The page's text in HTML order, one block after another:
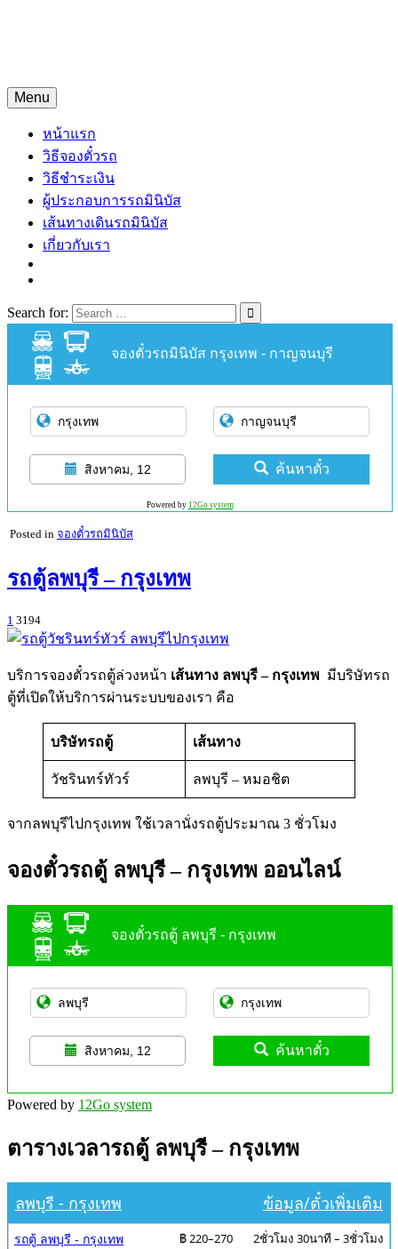
Menu
หน้าแรก
วิธีจองตั๋วรถ
วิธีชำระเงิน
ผู้ประกอบการรถมินิบัส
เส้นทางเดินรถมินิบัส
เกี่ยวกับเรา
Search for:
จองตั๋วรถมินิบัส กรุงเทพ - กาญจนบุรี
สิงหาคม, 12 ค้นหาตั๋ว
Powered by 12Go system
Posted in จองตั๋วรถมินิบัส
รถตู้ลพบุรี – กรุงเทพ
1 3194
บริการจองตั๋วรถตู้ล่วงหน้า เส้นทาง ลพบุรี – กรุงเทพ มีบริษัทรถ
ตู้ที่เปิดให้บริการผ่านระบบของเรา คือ
บริษัทรถตู้ เส้นทาง
วัชรินทร์ทัวร์ ลพบุรี – หมอชิต
จากลพบุรีไปกรุงเทพ ใช้เวลานั่งรถตู้ประมาณ 3 ชั่วโมง
จองตั๋วรถตู้ ลพบุรี – กรุงเทพ ออนไลน์
จองตั๋วรถตู้ ลพบุรี - กรุงเทพ
สิงหาคม, 12 ค้นหาตั๋ว
Powered by 12Go system
ตารางเวลารถตู้ ลพบุรี – กรุงเทพ
ลพบุรี - กรุงเทพ ข้อมูล/ตั๋วเพิ่มเติม
รถตู้ ลพบุรี - กรุงเทพ ฿ 220–270 2ชั่วโมง 30นาที – 3ชั่วโมง